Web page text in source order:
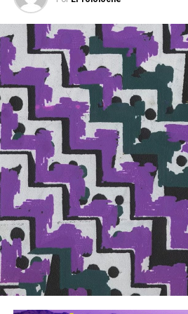
. No lo hicieron en 20 años, y hoy
una estrategia real fusione su
Nacional de Desarrollo.
Si bien, los recursos que ejercían
sociedad civil eran fundamentales
derivada de las trabas del fisco
vulnerabilidad frente a los
es quehay un vacío que es
En los temas en los que la
y las OSC era relevante, los
solucionado. El embarazo
la violencia feminicida amenaza
mujeres.